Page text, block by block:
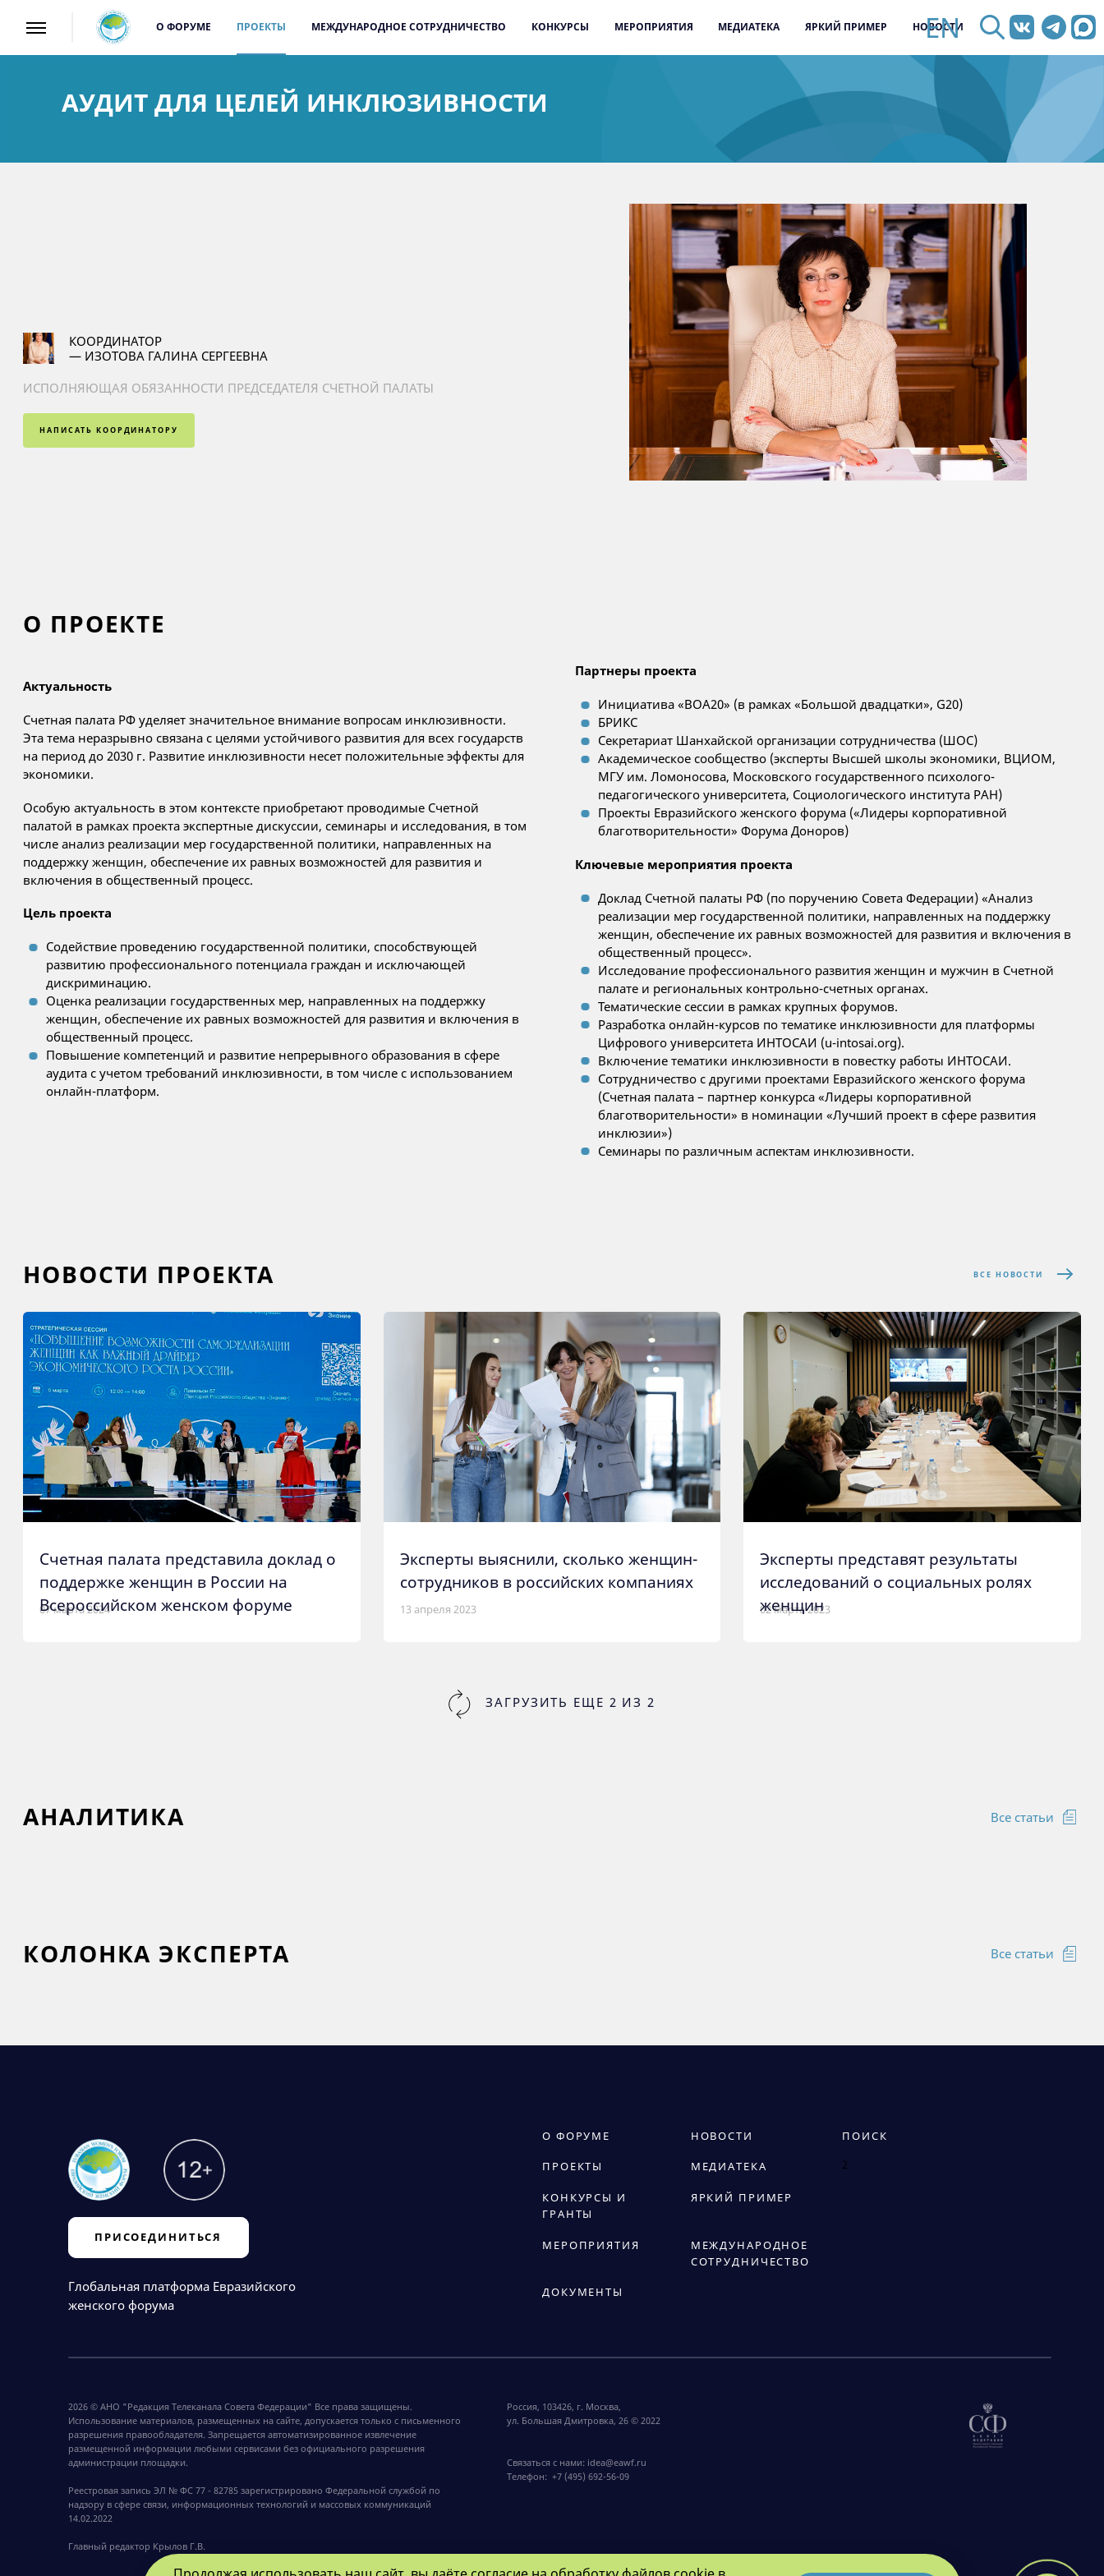
О ФОРУМЕ ПРОЕКТЫ МЕЖДУНАРОДНОЕ СОТРУДНИЧЕСТВО КОНКУРСЫ МЕРОПРИЯТИЯ МЕДИАТЕКА ЯРКИЙ ПРИМЕР НОВОСТИ
EN
АУДИТ ДЛЯ ЦЕЛЕЙ ИНКЛЮЗИВНОСТИ
КООРДИНАТОР
— ИЗОТОВА ГАЛИНА СЕРГЕЕВНА
ИСПОЛНЯЮЩАЯ ОБЯЗАННОСТИ ПРЕДСЕДАТЕЛЯ СЧЕТНОЙ ПАЛАТЫ
НАПИСАТЬ КООРДИНАТОРУ
О ПРОЕКТЕ
Актуальность
Счетная палата РФ уделяет значительное внимание вопросам инклюзивности.
Эта тема неразрывно связана с целями устойчивого развития для всех государств
на период до 2030 г. Развитие инклюзивности несет положительные эффекты для
экономики.
Особую актуальность в этом контексте приобретают проводимые Счетной
палатой в рамках проекта экспертные дискуссии, семинары и исследования, в том
числе анализ реализации мер государственной политики, направленных на
поддержку женщин, обеспечение их равных возможностей для развития и
включения в общественный процесс.
Цель проекта
Содействие проведению государственной политики, способствующей
развитию профессионального потенциала граждан и исключающей
дискриминацию.
Оценка реализации государственных мер, направленных на поддержку
женщин, обеспечение их равных возможностей для развития и включения в
общественный процесс.
Повышение компетенций и развитие непрерывного образования в сфере
аудита с учетом требований инклюзивности, в том числе с использованием
онлайн-платформ.
Партнеры проекта
Инициатива «ВОА20» (в рамках «Большой двадцатки», G20)
БРИКС
Секретариат Шанхайской организации сотрудничества (ШОС)
Академическое сообщество (эксперты Высшей школы экономики, ВЦИОМ,
МГУ им. Ломоносова, Московского государственного психолого-
педагогического университета, Социологического института РАН)
Проекты Евразийского женского форума («Лидеры корпоративной
благотворительности» Форума Доноров)
Ключевые мероприятия проекта
Доклад Счетной палаты РФ (по поручению Совета Федерации) «Анализ
реализации мер государственной политики, направленных на поддержку
женщин, обеспечение их равных возможностей для развития и включения в
общественный процесс».
Исследование профессионального развития женщин и мужчин в Счетной
палате и региональных контрольно-счетных органах.
Тематические сессии в рамках крупных форумов.
Разработка онлайн-курсов по тематике инклюзивности для платформы
Цифрового университета ИНТОСАИ (u-intosai.org).
Включение тематики инклюзивности в повестку работы ИНТОСАИ.
Сотрудничество с другими проектами Евразийского женского форума
(Счетная палата – партнер конкурса «Лидеры корпоративной
благотворительности» в номинации «Лучший проект в сфере развития
инклюзии»)
Семинары по различным аспектам инклюзивности.
НОВОСТИ ПРОЕКТА ВСЕ НОВОСТИ
Счетная палата представила доклад о
поддержке женщин в России на
Всероссийском женском форуме
07 марта 2024
Эксперты выяснили, сколько женщин-
сотрудников в российских компаниях
13 апреля 2023
Эксперты представят результаты
исследований о социальных ролях
женщин
02 марта 2023
ЗАГРУЗИТЬ ЕЩЕ 2 ИЗ 2
АНАЛИТИКА Все статьи
КОЛОНКА ЭКСПЕРТА Все статьи
ПРИСОЕДИНИТЬСЯ
Глобальная платформа Евразийского
женского форума
О ФОРУМЕ НОВОСТИ
ПРОЕКТЫ МЕДИАТЕКА
КОНКУРСЫ И
ГРАНТЫ
ЯРКИЙ ПРИМЕР
МЕРОПРИЯТИЯ
МЕЖДУНАРОДНОЕ
СОТРУДНИЧЕСТВО
ДОКУМЕНТЫ
ПОИСК
2
2026 © АНО "Редакция Телеканала Совета Федерации" Все права защищены.
Использование материалов, размещенных на сайте, допускается только с письменного
разрешения правообладателя. Запрещается автоматизированное извлечение
размещенной информации любыми сервисами без официального разрешения
администрации площадки.
Реестровая запись ЭЛ № ФС 77 - 82785 зарегистрировано Федеральной службой по
надзору в сфере связи, информационных технологий и массовых коммуникаций
14.02.2022
Главный редактор Крылов Г.В.
Россия, 103426, г. Москва,
ул. Большая Дмитровка, 26 © 2022
Связаться с нами: idea@eawf.ru
Телефон:+7 (495) 692-56-09